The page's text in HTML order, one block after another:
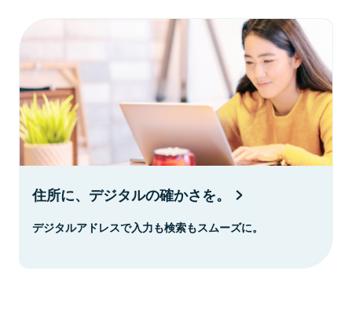
住所に、デジタルの確かさを。
デジタルアドレスで入力も検索もスムーズに。